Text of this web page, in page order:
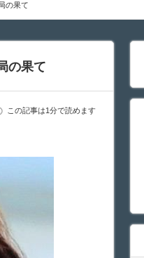
の果て
の果て
この記事は1分で読めます